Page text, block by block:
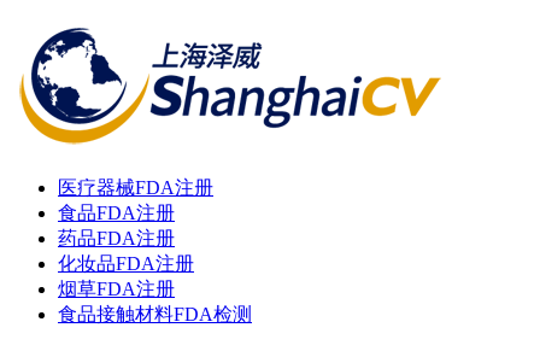
医疗器械FDA注册
食品FDA注册
药品FDA注册
化妆品FDA注册
烟草FDA注册
食品接触材料FDA检测